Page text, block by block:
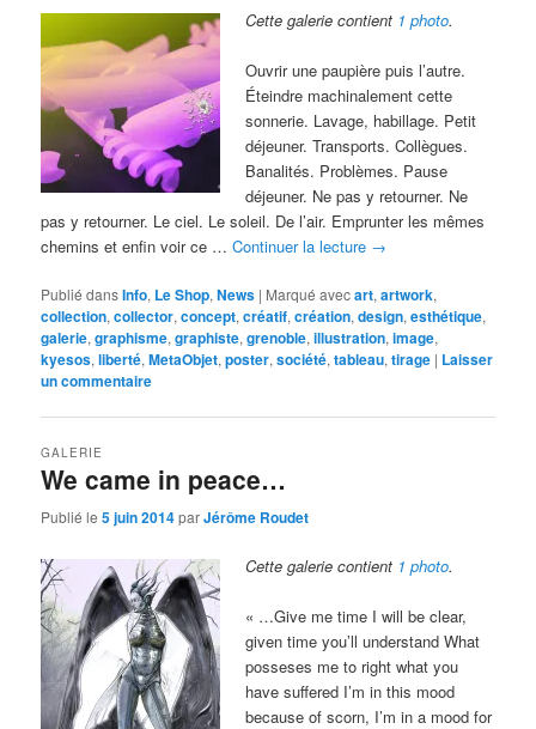
Cette galerie contient 1 photo.
Ouvrir une paupière puis l’autre.
Éteindre machinalement cette
sonnerie. Lavage, habillage. Petit
déjeuner. Transports. Collègues.
Banalités. Problèmes. Pause
déjeuner. Ne pas y retourner. Ne
pas y retourner. Le ciel. Le soleil. De l’air. Emprunter les mêmes
chemins et enfin voir ce …Continuer la lecture →
Publié dansInfo, Le Shop,News | Marqué avecart,artwork,
collection,collector,concept,créatif,création,design,esthétique,
galerie,graphisme,graphiste,grenoble,illustration,image,
kyesos,liberté,MetaObjet,poster,société,tableau,tirage | Laisser
un commentaire
We came in peace…
GALERIE
Publié le5 juin 2014parJérôme Roudet
Cette galerie contient 1 photo.
« …Give me time I will be clear,
given time you’ll understand What
posseses me to right what you
have suffered I’m in this mood
because of scorn, I’m in a mood for